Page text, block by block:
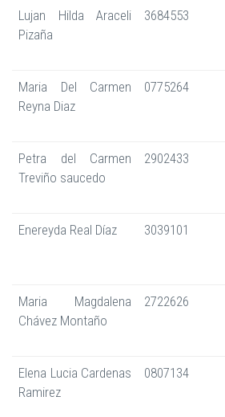
Lujan Hilda Araceli
Pizaña
3684553
Maria Del Carmen
Reyna Diaz
0775264
Petra del Carmen
Treviño saucedo
2902433
Enereyda Real Díaz 3039101
Maria Magdalena
Chávez Montaño
2722626
Elena Lucia Cardenas
Ramirez
0807134